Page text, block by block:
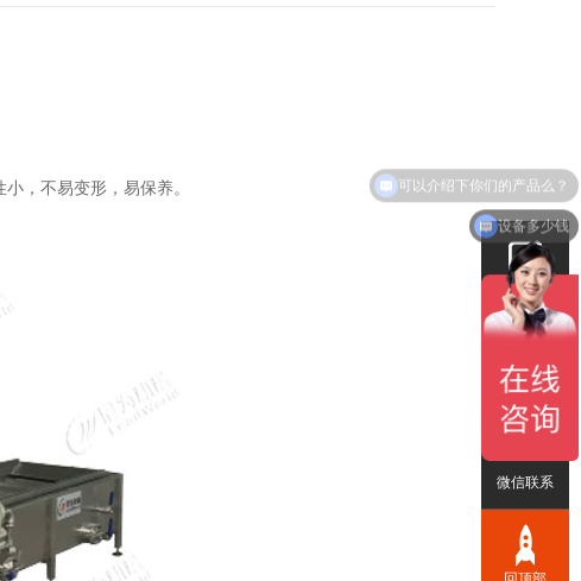
，不易变形，易保养。
在线留言
联系我们
微信联系
设备多少钱